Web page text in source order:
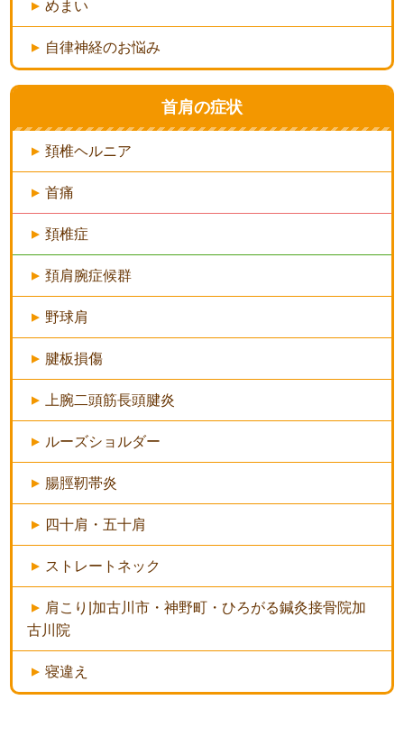
めまい
自律神経のお悩み
首肩の症状
頚椎ヘルニア
首痛
頚椎症
頚肩腕症候群
野球肩
腱板損傷
上腕二頭筋長頭腱炎
ルーズショルダー
腸脛靭帯炎
四十肩・五十肩
ストレートネック
肩こり|加古川市・神野町・ひろがる鍼灸接骨院加
古川院
寝違え